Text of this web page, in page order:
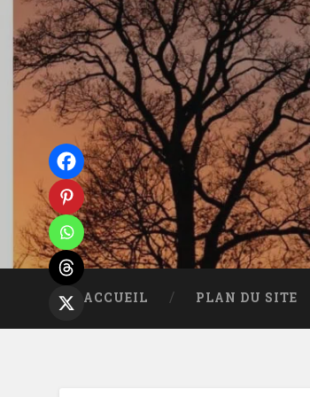
Accéder
contenu
principal
Recherche
ACCUEIL PLAN DU SITE